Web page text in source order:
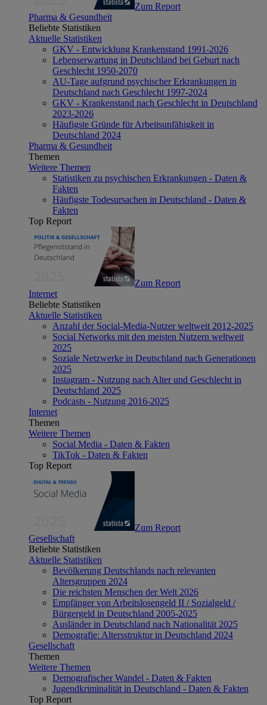
Zum Report
Pharma & Gesundheit
Beliebte Statistiken
Aktuelle Statistiken
GKV - Entwicklung Krankenstand 1991-2026
Lebenserwartung in Deutschland bei Geburt nach
Geschlecht 1950-2070
AU-Tage aufgrund psychischer Erkrankungen in
Deutschland nach Geschlecht 1997-2024
GKV - Krankenstand nach Geschlecht in Deutschland
2023-2026
Häufigste Gründe für Arbeitsunfähigkeit in
Deutschland 2024
Pharma & Gesundheit
Themen
Weitere Themen
Statistiken zu psychischen Erkrankungen - Daten &
Fakten
Häufigste Todesursachen in Deutschland - Daten &
Fakten
Top Report
Zum Report
Internet
Beliebte Statistiken
Aktuelle Statistiken
Anzahl der Social-Media-Nutzer weltweit 2012-2025
Social Networks mit den meisten Nutzern weltweit
2025
Soziale Netzwerke in Deutschland nach Generationen
2025
Instagram - Nutzung nach Alter und Geschlecht in
Deutschland 2025
Podcasts - Nutzung 2016-2025
Internet
Themen
Weitere Themen
Social Media - Daten & Fakten
TikTok - Daten & Fakten
Top Report
Zum Report
Gesellschaft
Beliebte Statistiken
Aktuelle Statistiken
Bevölkerung Deutschlands nach relevanten
Altersgruppen 2024
Die reichsten Menschen der Welt 2026
Empfänger von Arbeitslosengeld II / Sozialgeld /
Bürgergeld in Deutschland 2005-2025
Ausländer in Deutschland nach Nationalität 2025
Demografie: Altersstruktur in Deutschland 2024
Gesellschaft
Themen
Weitere Themen
Demografischer Wandel - Daten & Fakten
Jugendkriminalität in Deutschland - Daten & Fakten
Top Report